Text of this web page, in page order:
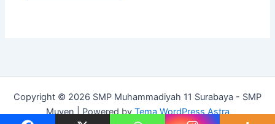
Copyright © 2026 SMP Muhammadiyah 11 Surabaya - SMP
Muven | Powered byTema WordPress Astra